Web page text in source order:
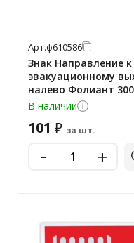
Арт.ф610586
Знак Направление к
эвакуационному
налево Фолиант
самоклеящаяся
В наличии
101 ₽ за шт.
- +